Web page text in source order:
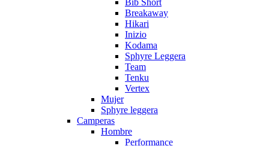
Breakaway
Hikari
Inizio
Kodama
Sphyre Leggera
Team
Tenku
Vertex
Mujer
Sphyre leggera
Camperas
Hombre
Performance